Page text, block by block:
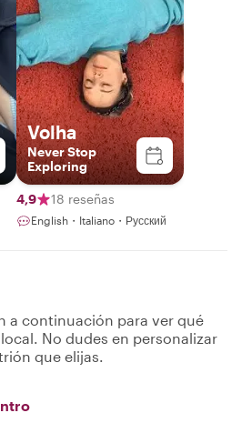
Volha
Never Stop
Exploring
4,9 18 reseñas
English・Italiano・Русский
a continuación para ver qué
No dudes en personalizar
que elijas.